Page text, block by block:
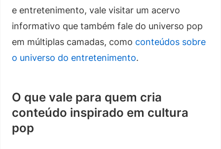
e entretenimento, vale visitar um acervo
informativo que também fale do universo pop
em múltiplas camadas, como conteúdos sobre
o universo do entretenimento.
O que vale para quem cria
conteúdo inspirado em cultura
pop